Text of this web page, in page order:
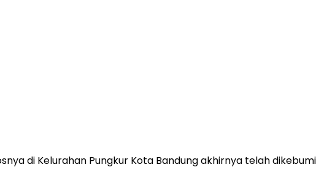
di Kelurahan Pungkur Kota Bandung akhirnya telah